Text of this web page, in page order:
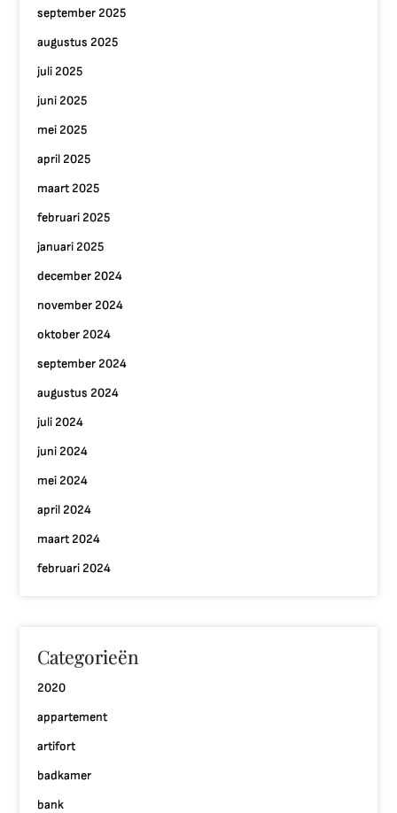
september 2025
augustus 2025
juli 2025
juni 2025
mei 2025
april 2025
maart 2025
februari 2025
januari 2025
december 2024
november 2024
oktober 2024
september 2024
augustus 2024
juli 2024
juni 2024
mei 2024
april 2024
maart 2024
februari 2024
Categorieën
2020
appartement
artifort
badkamer
bank